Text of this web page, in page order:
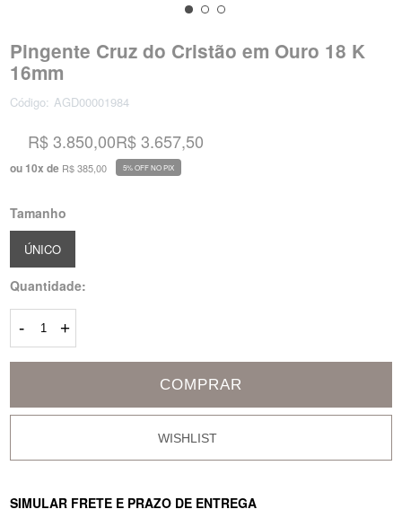
Pingente Cruz do Cristão em Ouro 18 K
16mm
Código: AGD00001984
R$ 3.850,00
ou 10x de R$ 385,00
R$ 3.657,50
5% OFF NO PIX
Tamanho
ÚNICO
Quantidade:
- +
COMPRAR
SIMULAR FRETE E PRAZO DE ENTREGA